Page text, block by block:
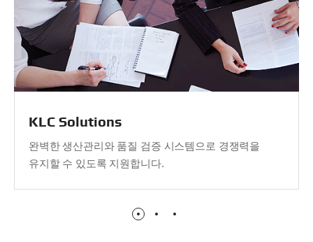
KLC Solutions
완벽한 생산관리와 품질 검증 시스템으로 경쟁력을
유지할 수 있도록 지원합니다.